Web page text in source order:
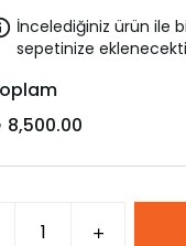
İncelediğiniz ürün ile
sepetinize
8,500.00